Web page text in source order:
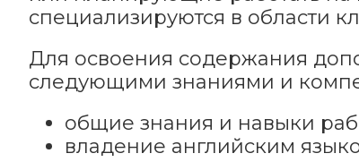
специализируются в области
Для освоения содержания
следующими знаниями и
общие знания и навыки
владение английским